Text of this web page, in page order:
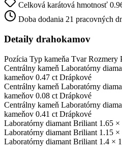
Celková karátová hmotnosť
Doba dodania 21 pracovných
Detaily drahokamov
Pozícia Typ kameňa Tvar Rozmery
Centrálny kameň Laboratórny
kameňov 0.47 ct Drápkové
Centrálny kameň Laboratórny
kameňov 0.08 ct Drápkové
Centrálny kameň Laboratórny
kameňov 0.41 ct Drápkové
Laboratórny diamant Briliant 1.65 ×
Laboratórny diamant Briliant 1.15 ×
Laboratórny diamant Briliant 1.4 ×